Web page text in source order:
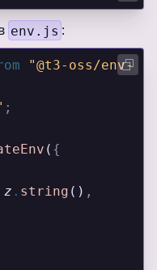
env.js :
"@t3-oss/env-
;
( {
z . string () ,